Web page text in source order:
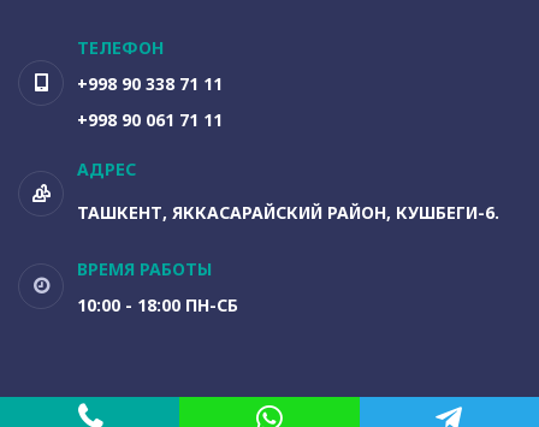
ТЕЛЕФОН
+998 90 338 71 11
+998 90 061 71 11
АДРЕС
ТАШКЕНТ, ЯККАСАРАЙСКИЙ РАЙОН, КУШБЕГИ-6.
ВРЕМЯ РАБОТЫ
10:00 - 18:00 ПН-СБ
BY WEB DIGITAL